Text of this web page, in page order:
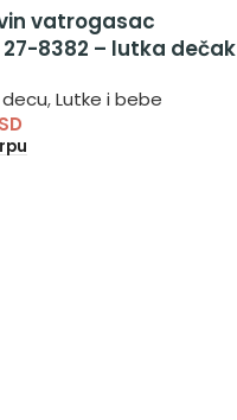
vatrogasac
8382 – lutka dečak
, Lutke i bebe